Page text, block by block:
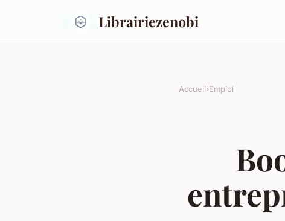
Librairiezenobi
Accueil›Emploi